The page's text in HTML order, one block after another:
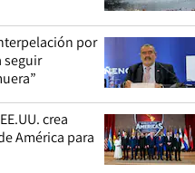
por
seguir
crea
América para